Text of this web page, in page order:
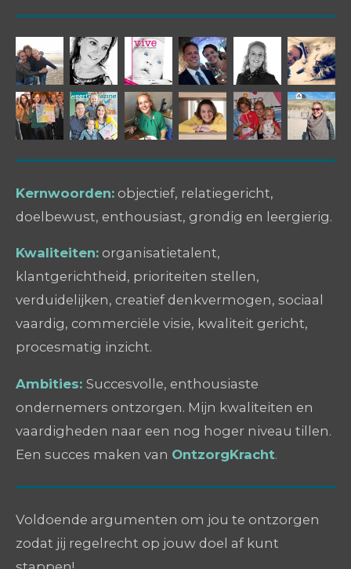
Kernwoorden: objectief, relatiegericht,
doelbewust, enthousiast, grondig en leergierig.
Kwaliteiten: organisatietalent,
klantgerichtheid, prioriteiten stellen,
verduidelijken, creatief denkvermogen, sociaal
vaardig, commerciële visie, kwaliteit gericht,
procesmatig inzicht.
Ambities: Succesvolle, enthousiaste
ondernemers ontzorgen. Mijn kwaliteiten en
vaardigheden naar een nog hoger niveau tillen.
Een succes maken van OntzorgKracht.
Voldoende argumenten om jou te ontzorgen
zodat jij regelrecht op jouw doel af kunt